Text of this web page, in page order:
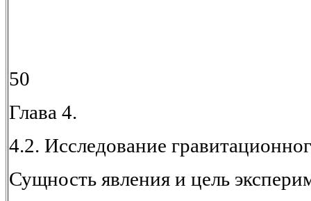
50
Глава 4.
4.2. Исследование
Сущность явления и цель